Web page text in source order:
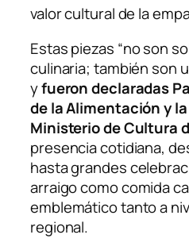
valor cultural de la
Estas piezas “no son
culinaria; también son
yfueron declaradas
de la Alimentación y
Ministerio de Cultura
presencia cotidiana,
hasta grandes
arraigo como comida
emblemático tanto a
regional.